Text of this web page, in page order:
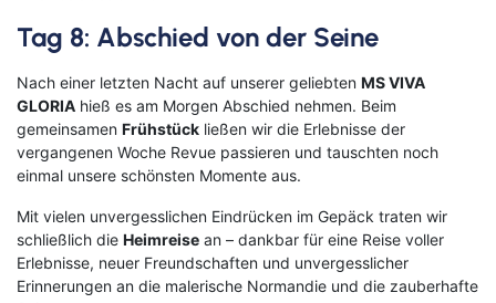
Tag 8: Abschied von der Seine
Nach einer letzten Nacht auf unserer geliebten MS VIVA
GLORIA hieß es am Morgen Abschied nehmen. Beim
gemeinsamen Frühstück ließen wir die Erlebnisse der
vergangenen Woche Revue passieren und tauschten noch
einmal unsere schönsten Momente aus.
Mit vielen unvergesslichen Eindrücken im Gepäck traten wir
schließlich die Heimreise an – dankbar für eine Reise voller
Erlebnisse, neuer Freundschaften und unvergesslicher
Erinnerungen an die malerische Normandie und die zauberhafte